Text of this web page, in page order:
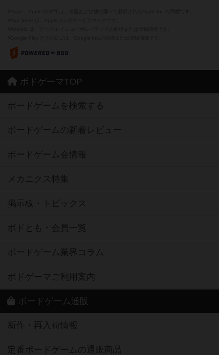
ボドゲーマTOP
ボードゲームを検索する
ボードゲームの新着レビュー
ボードゲーム会情報
メカニクス特集
掲示板・トピックス
ボドとも・会員一覧
ボードゲーム業界コラム
ボドゲーマご利用案内
ボードゲーム通販
新作・再入荷情報
定番ボードゲームの通販商品